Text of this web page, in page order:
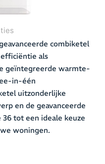
combiketel
als
geïntegreerde warmte-
in-één
uitzonderlijke
en de geavanceerde
tot een ideale keuze
woningen.